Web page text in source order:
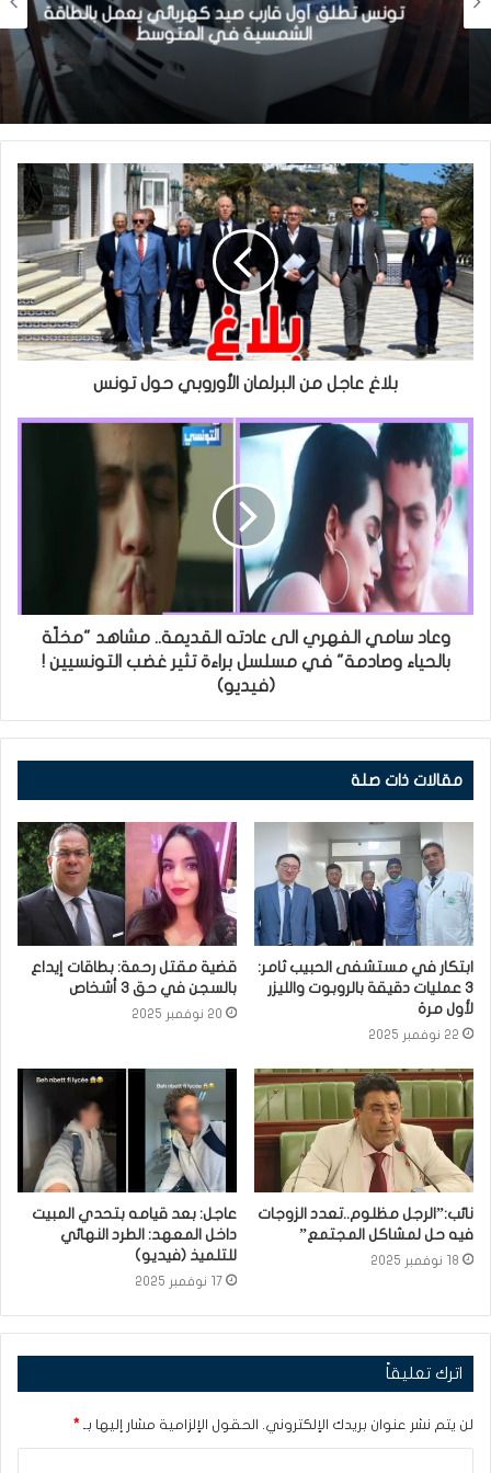
تونس تطلق أول قارب صيد كهربائي يعمل بالطاقة
الشمسية في المتوسط
بلاغ عاجل من البرلمان الأوروبي حول تونس
وعاد سامي الفهري الى عادته القديمة.. مشاهد "مخلّة
بالحياء وصادمة" في مسلسل براءة تثير غضب التونسيين !
(فيديو)
مقالات ذات صلة
ابتكار في مستشفى الحبيب ثامر:
3 عمليات دقيقة بالروبوت والليزر
لأول مرة
22 نوفمبر 2025
قضية مقتل رحمة: بطاقات إيداع
بالسجن في حق 3 أشخاص
20 نوفمبر 2025
نائب:”الرجل مظلوم..تعدد الزوجات
فيه حل لمشاكل المجتمع”
18 نوفمبر 2025
عاجل: بعد قيامه بتحدي المبيت
داخل المعهد: الطرد النهائي
للتلميذ (فيديو)
17 نوفمبر 2025
اترك تعليقاً
لن يتم نشر عنوان بريدك الإلكتروني. الحقول الإلزامية مشار إليها بـ *